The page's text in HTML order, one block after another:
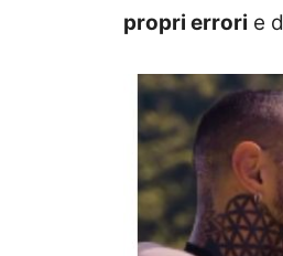
propri errori e